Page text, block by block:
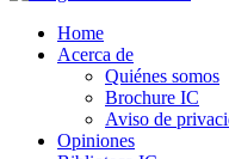
Correo electrónico:
Home
Acerca de
Quiénes somos
Brochure IC
Aviso de
Opiniones